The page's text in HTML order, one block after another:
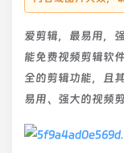
爱剪辑，最易用，
能免费视频剪辑软
全的剪辑功能，且
易用、强大的视频